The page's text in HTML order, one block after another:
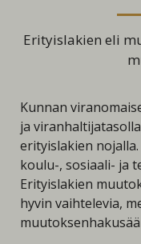
Erityislakien eli
Kunnan
ja
erityislakien nojalla.
koulu-, sosiaali- ja
Erityislakien
hyvin vaihtelevia,